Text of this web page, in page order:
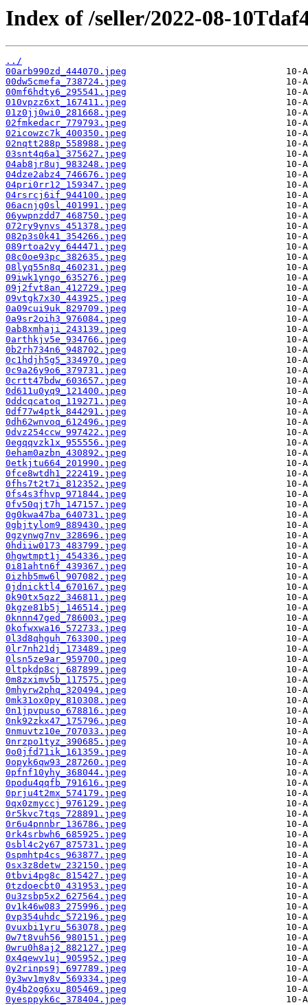
Index of /seller/2022-08-
../
00arb990zd_444070.jpeg
00dw5cmefa_738724.jpeg
00mf6hdty6_295541.jpeg
010vpzz6xt_167411.jpeg
01z0jj0wi0_281668.jpeg
02fmkedacr_779793.jpeg
02icowzc7k_400350.jpeg
02nqtt288p_558988.jpeg
03snt4q6a1_375627.jpeg
04ab8jr8uj_983248.jpeg
04dze2abz4_746676.jpeg
04pri0rr12_159347.jpeg
04rsrcj6if_944100.jpeg
06acnjg0sl_401991.jpeg
06ywpnzdd7_468750.jpeg
072ry9ynvs_451378.jpeg
082p3s0k41_354266.jpeg
089rtoa2vy_644471.jpeg
08c0oe93pc_382635.jpeg
08lyq55n8q_460231.jpeg
09iwk1yngo_635276.jpeg
09j2fvt8an_412729.jpeg
09vtgk7x30_443925.jpeg
0a09cui9uk_829709.jpeg
0a9sr2oih3_976084.jpeg
0ab8xmhaji_243139.jpeg
0arthkjv5e_934766.jpeg
0b2rh734n6_948702.jpeg
0c1hdjh5g5_334970.jpeg
0c9a26y9o6_379731.jpeg
0crtt47bdw_603657.jpeg
0d611u0yq9_121400.jpeg
0ddcqcatoq_119271.jpeg
0df77w4ptk_844291.jpeg
0dh62wnvoq_612496.jpeg
0dvz254ccw_997422.jpeg
0egqqvzk1x_955556.jpeg
0eham0azbn_430892.jpeg
0etkjtu664_201990.jpeg
0fce8wtdh1_222419.jpeg
0fhs7t2t7i_812352.jpeg
0fs4s3fhvp_971844.jpeg
0fv50qjt7h_147157.jpeg
0g0kwa47ba_640731.jpeg
0gbjtylom9_889430.jpeg
0gzynwg7nv_328696.jpeg
0hdiiw0173_483799.jpeg
0hgwtmpt1j_454336.jpeg
0i81ahtn6f_439367.jpeg
0izhb5mw6l_907082.jpeg
0jdnicktl4_670167.jpeg
0k90tx5qz2_346811.jpeg
0kgze81b5j_146514.jpeg
0knnn47ged_786003.jpeg
0kofwxwa16_572733.jpeg
0l3d8qhguh_763300.jpeg
0lr7nh21dj_173489.jpeg
0lsn5ze9ar_959700.jpeg
0ltpkdp8cj_687899.jpeg
0m8zximv5b_117575.jpeg
0mhyrw2phq_320494.jpeg
0mk31ox0py_810308.jpeg
0n1jpvpuso_678816.jpeg
0nk92zkx47_175796.jpeg
0nmuvtz10e_707033.jpeg
0nrzpo1tyz_390685.jpeg
0o0jfd71ik_161359.jpeg
0opyk6qw93_287260.jpeg
0pfnf10yhy_368044.jpeg
0podu4qqfb_791616.jpeg
0prju4t2mx_574179.jpeg
0qx0zmyccj_976129.jpeg
0r5kvc7tqs_728891.jpeg
0r6u4pnnbr_136786.jpeg
0rk4srbwh6_685925.jpeg
0sbl4c2y67_875731.jpeg
0spmhtp4cs_963877.jpeg
0sx3z8detw_232150.jpeg
0tbvi4pg8c_815427.jpeg
0tzdoecbt0_431953.jpeg
0u3zsbp5x2_627564.jpeg
0v1k46w083_275996.jpeg
0vp354uhdc_572196.jpeg
0vuxbi1yru_563078.jpeg
0w7t8vuh56_980151.jpeg
0wru0h8aj2_882127.jpeg
0x4qewv1uj_905952.jpeg
0y2rinps9j_697789.jpeg
0y3wv1my8v_569334.jpeg
0y4b2og6xu_805469.jpeg
0yesppyk6c_378404.jpeg